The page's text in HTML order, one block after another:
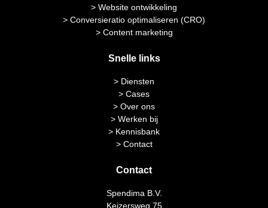
> Website ontwikkeling
> Conversieratio optimaliseren (CRO)
> Content marketing
Snelle links
> Diensten
> Cases
> Over ons
> Werken bij
> Kennisbank
> Contact
Contact
Spendima B.V.
Keizersweg 75